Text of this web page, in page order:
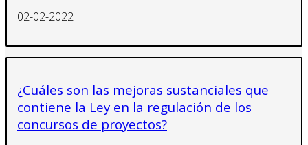
02-02-2022
¿Cuáles son las mejoras sustanciales que
contiene la Ley en la regulación de los
concursos de proyectos?